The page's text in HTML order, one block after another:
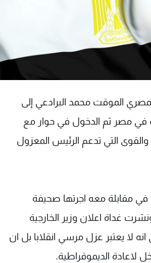
الموقت محمد البرادعي إلى
في مصر ثم الدخول في حوار مع
التي تدعم الرئيس المعزول
في مقابلة معه اجرتها صحيفة
غداة اعلان وزير الخارجية
لا يعتبر عزل مرسي انقلابا بل ان
لاعادة الديموقراطية.
وظائف
تواصل معنا
شروط الإسـتخدام